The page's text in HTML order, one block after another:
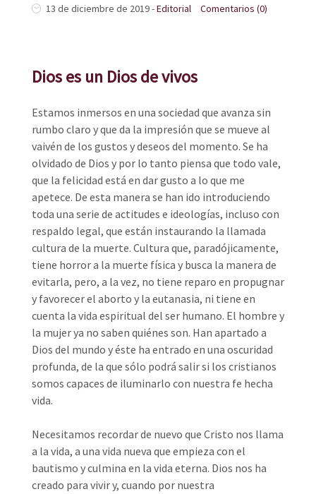
13 de diciembre de 2019-Editorial Comentarios (0)
Dios es un Dios de vivos
Estamos inmersos en una sociedad que avanza sin
rumbo claro y que da la impresión que se mueve al
vaivén de los gustos y deseos del momento. Se ha
olvidado de Dios y por lo tanto piensa que todo vale,
que la felicidad está en dar gusto a lo que me
apetece. De esta manera se han ido introduciendo
toda una serie de actitudes e ideologías, incluso con
respaldo legal, que están instaurando la llamada
cultura de la muerte. Cultura que, paradójicamente,
tiene horror a la muerte física y busca la manera de
evitarla, pero, a la vez, no tiene reparo en propugnar
y favorecer el aborto y la eutanasia, ni tiene en
cuenta la vida espiritual del ser humano. El hombre y
la mujer ya no saben quiénes son. Han apartado a
Dios del mundo y éste ha entrado en una oscuridad
profunda, de la que sólo podrá salir si los cristianos
somos capaces de iluminarlo con nuestra fe hecha
vida.
Necesitamos recordar de nuevo que Cristo nos llama
a la vida, a una vida nueva que empieza con el
bautismo y culmina en la vida eterna. Dios nos ha
creado para vivir y, cuando por nuestra